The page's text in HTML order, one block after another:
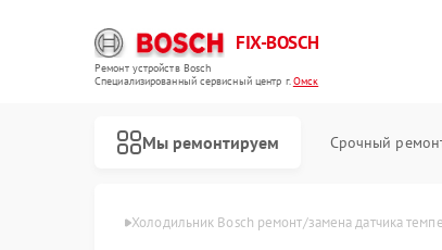
FIX-BOSCH
Ремонт устройств Bosch
Специализированный cервисный центр г.Омск
Мы ремонтируем Срочный
Bosch в Омске Холодильник Bosch ремонт/замена датчика